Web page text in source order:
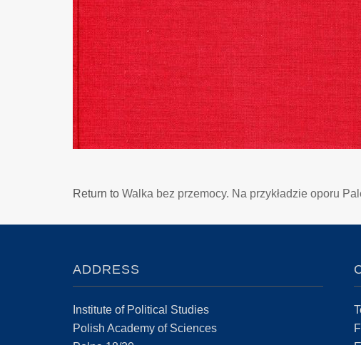
Return to Walka bez przemocy. Na przykładzie oporu
ADDRESS
Institute of Political Studies
Polish Academy of Sciences